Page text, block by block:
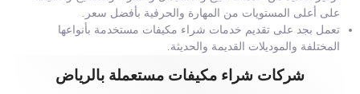
على أعلى المستويات من المهارة والحرفية بأفضل سعر.
تعمل بجد على تقديم خدمات شراء مكيفات مستخدمة بأنواعها
المختلفة والموديلات القديمة والحديثة.
شركات شراء مكيفات مستعملة بالرياض